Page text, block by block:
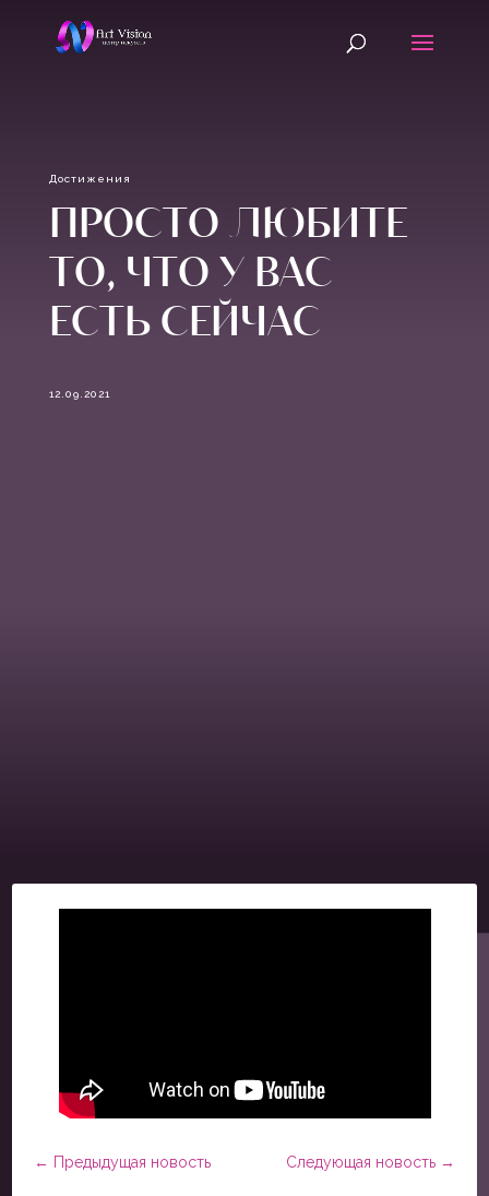
Достижения
ПРОСТО ЛЮБИТЕ
ТО, ЧТО У ВАС
ЕСТЬ СЕЙЧАС
12.09.2021
← Предыдущая новость Следующая новость→